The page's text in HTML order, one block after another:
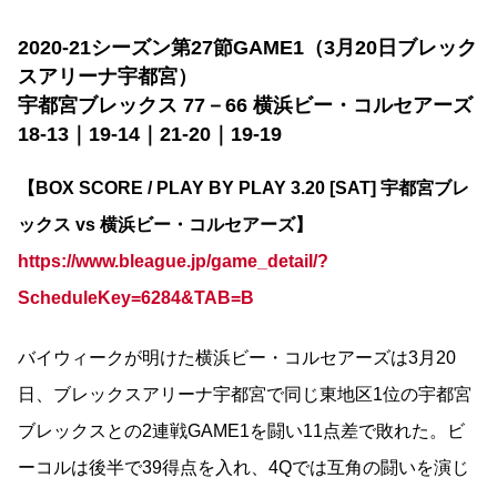
2020-21シーズン第27節GAME1（3月20日ブレック
スアリーナ宇都宮）
宇都宮ブレックス 77－66 横浜ビー・コルセアーズ
18-13｜19-14｜21-20｜19-19
【BOX SCORE / PLAY BY PLAY 3.20 [SAT] 宇都宮ブレ
ックス vs 横浜ビー・コルセアーズ】
https://www.bleague.jp/game_detail/?
ScheduleKey=6284&TAB=B
バイウィークが明けた横浜ビー・コルセアーズは3月20
日、ブレックスアリーナ宇都宮で同じ東地区1位の宇都宮
ブレックスとの2連戦GAME1を闘い11点差で敗れた。ビ
ーコルは後半で39得点を入れ、4Qでは互角の闘いを演じ